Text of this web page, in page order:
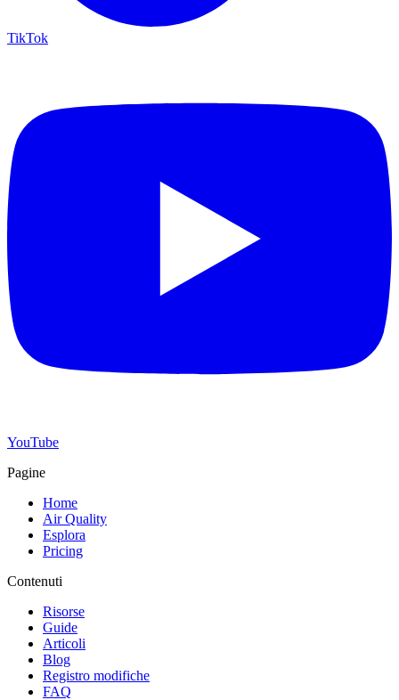
TikTok
YouTube
Pagine
Home
Air Quality
Esplora
Pricing
Contenuti
Risorse
Guide
Articoli
Blog
Registro modifiche
FAQ